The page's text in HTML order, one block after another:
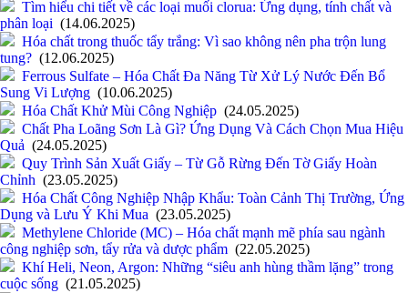
Tìm hiểu chi tiết về các loại muối clorua: Ứng dụng, tính chất và
phân loại (14.06.2025)
Hóa chất trong thuốc tẩy trắng: Vì sao không nên pha trộn lung
tung? (12.06.2025)
Ferrous Sulfate – Hóa Chất Đa Năng Từ Xử Lý Nước Đến Bổ
Sung Vi Lượng (10.06.2025)
Hóa Chất Khử Mùi Công Nghiệp (24.05.2025)
Chất Pha Loãng Sơn Là Gì? Ứng Dụng Và Cách Chọn Mua Hiệu
Quả (24.05.2025)
Quy Trình Sản Xuất Giấy – Từ Gỗ Rừng Đến Tờ Giấy Hoàn
Chỉnh (23.05.2025)
Hóa Chất Công Nghiệp Nhập Khẩu: Toàn Cảnh Thị Trường, Ứng
Dụng và Lưu Ý Khi Mua (23.05.2025)
Methylene Chloride (MC) – Hóa chất mạnh mẽ phía sau ngành
công nghiệp sơn, tẩy rửa và dược phẩm (22.05.2025)
Khí Heli, Neon, Argon: Những “siêu anh hùng thầm lặng” trong
cuộc sống (21.05.2025)